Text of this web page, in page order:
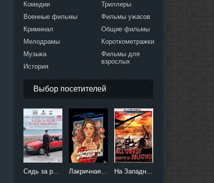
Комедии
Военные фильмы
Криминал
Мелодрамы
Музыка
История
Триллеры
Фильмы ужасов
Общие фильмы
Короткометражки
Фильмы для
взрослых
Выбор посетителей
Сядь за руль моей машины (2021) Лакричная пицца (2021) На Западном фронте без перемен (2022)